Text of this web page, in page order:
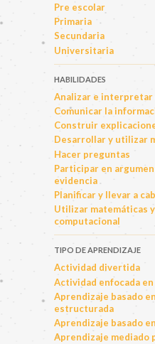
Pre escolar
Primaria
Secundaria
Universitaria
HABILIDADES
Analizar e interpretar
Comunicar la
Construir
Desarrollar y utilizar
Hacer preguntas
Participar en
evidencia
Planificar y llevar a
Utilizar matemáticas
computacional
TIPO DE APRENDIZAJE
Actividad divertida
Actividad enfocada
Aprendizaje basado
estructurada
Aprendizaje basado
Aprendizaje mediado